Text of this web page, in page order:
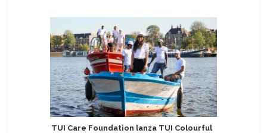
TUI Care Foundation lanza TUI Colourful